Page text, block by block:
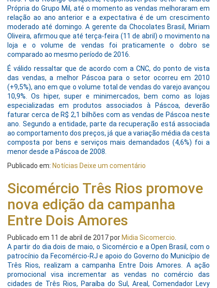
Própria do Grupo Mil, até o momento as vendas melhoraram em
relação ao ano anterior e a expectativa é de um crescimento
moderado até domingo. A gerente da Chocolates Brasil, Miriam
Oliveira, afirmou que até terça-feira (11 de abril) o movimento na
loja e o volume de vendas foi praticamente o dobro se
comparado ao mesmo período de 2016.
É válido ressaltar que de acordo com a CNC, do ponto de vista
das vendas, a melhor Páscoa para o setor ocorreu em 2010
(+9,5%), ano em que o volume total de vendas do varejo avançou
10,9%. Os hiper, super e minimercados, bem como as lojas
especializadas em produtos associados à Páscoa, deverão
faturar cerca de R$ 2,1 bilhões com as vendas de Páscoa neste
ano. Segundo a entidade, parte da recuperação está associada
ao comportamento dos preços, já que a variação média da cesta
composta por bens e serviços mais demandados (4,6%) foi a
menor desde a Páscoa de 2008.
Publicado em: Notícias Deixe um comentário
Sicomércio Três Rios promove
nova edição da campanha
Entre Dois Amores
Publicado em 11 de abril de 2017por Midia Sicomercio
A partir do dia dois de maio, o Sicomércio e a Open Brasil, com o
patrocínio da Fecomércio-RJ e apoio do Governo do Município de
Três Rios, realizam a campanha Entre Dois Amores. A ação
promocional visa incrementar as vendas no comércio das
cidades de Três Rios, Paraíba do Sul, Areal, Comendador Levy